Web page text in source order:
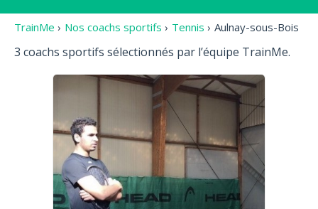
TrainMe › Nos coachs sportifs › Tennis › Aulnay-sous-Bois
3 coachs sportifs sélectionnés par l’équipe TrainMe.